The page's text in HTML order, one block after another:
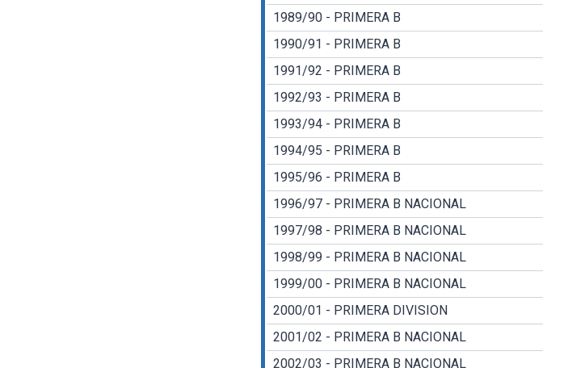
1989/90 - PRIMERA B
1990/91 - PRIMERA B
1991/92 - PRIMERA B
1992/93 - PRIMERA B
1993/94 - PRIMERA B
1994/95 - PRIMERA B
1995/96 - PRIMERA B
1996/97 - PRIMERA B NACIONAL
1997/98 - PRIMERA B NACIONAL
1998/99 - PRIMERA B NACIONAL
1999/00 - PRIMERA B NACIONAL
2000/01 - PRIMERA DIVISION
2001/02 - PRIMERA B NACIONAL
2002/03 - PRIMERA B NACIONAL